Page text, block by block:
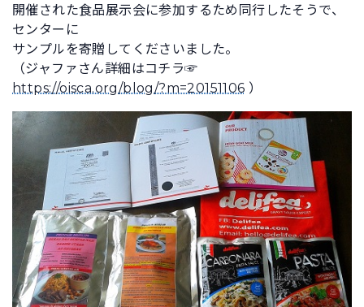
開催された食品展示会に参加するため同行したそうで、
センターに
サンプルを寄贈してくださいました。
（ジャファさん詳細はコチラ☞
https://oisca.org/blog/?m=20151106 ）